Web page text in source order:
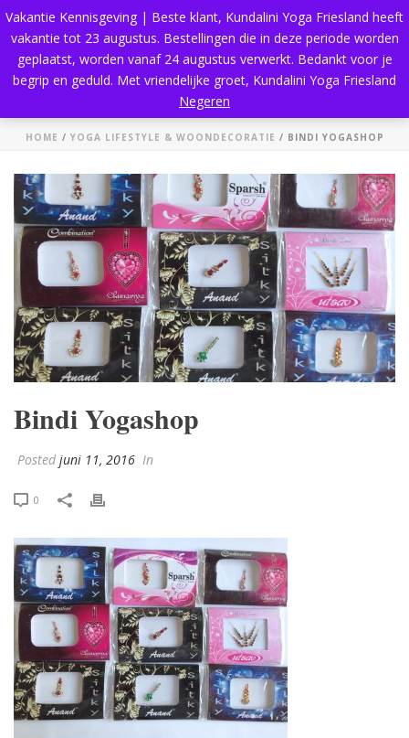
HOME / YOGA LIFESTYLE & WOONDECORATIE / BINDI YOGASHOP
Bindi Yogashop
Posted juni 11, 2016 In
0
Vakantie Kennisgeving | Beste klant, Kundalini Yoga Friesland heeft
vakantie tot 23 augustus. Bestellingen die in deze periode worden
geplaatst, worden vanaf 24 augustus verwerkt. Bedankt voor je
begrip en geduld. Met vriendelijke groet, Kundalini Yoga Friesland
Negeren